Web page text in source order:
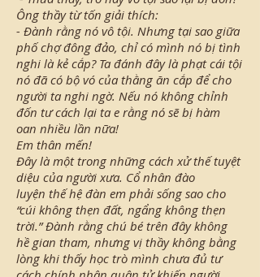
Ông thầy từ tốn giải thích:
- Đành rằng nó vô tội. Nhưng tại sao giữa
phố chợ đông đảo, chỉ có mình nó bị tình
nghi là kẻ cắp? Ta đánh đây là phạt cái tội
nó đã có bộ vó của thằng ăn cắp để cho
người ta nghi ngờ. Nếu nó không chỉnh
đốn tư cách lại ta e rằng nó sẽ bị hàm
oan nhiều lần nữa!
Em thân mến!
Đây là một trong những cách xử thế tuyệt
diệu của người xưa. Cổ nhân đào
luyện thế hệ đàn em phải sống sao cho
“cúi không thẹn đất, ngẩng không thẹn
trời.” Đành rằng chú bé trên đây không
hề gian tham, nhưng vị thầy không bằng
lòng khi thấy học trò mình chưa đủ tư